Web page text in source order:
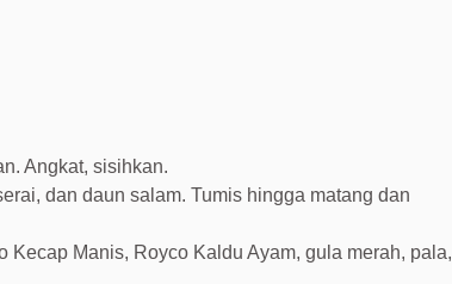
Angkat, sisihkan.
dan daun salam. Tumis hingga matang dan
Kecap Manis, Royco Kaldu Ayam, gula merah, pala,